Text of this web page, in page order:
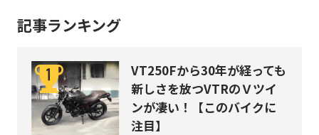
記事ランキング
VT250Fから30年が経っても
新しさを放つVTRのＶツイ
ンが凄い！【このバイクに
注目】